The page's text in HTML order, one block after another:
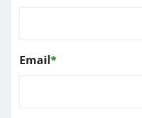
Email*